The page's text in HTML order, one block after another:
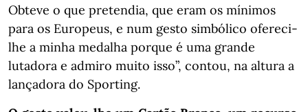
Obteve o que pretendia, que eram os mínimos
para os Europeus, e num gesto simbólico ofereci-
lhe a minha medalha porque é uma grande
lutadora e admiro muito isso”, contou, na altura a
lançadora do Sporting.